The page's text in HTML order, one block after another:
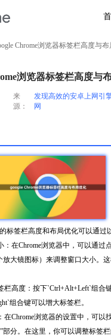
Chrome浏览器标签栏高度与
浏览器标签栏高度与
来
源：
发现高效的安卓上网引
网
标签栏高度和布局优化可以通过
：在Chrome浏览器中，可以通过
放大镜图标）来调整窗口大小。
栏高度：按下`Ctrl+Alt+Left`组合
组合键可以增大标签栏。
在Chrome浏览器的设置中，可以
部分。在这里，你可以调整标签